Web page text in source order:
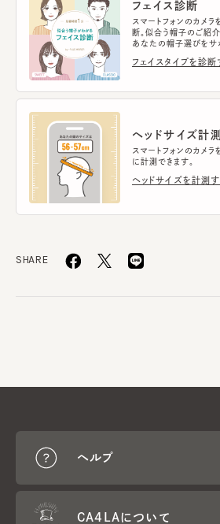
フェイス診断
スマートフォンのカメラ
断。似合う帽子のご紹
あなたの帽子選びをサ
フェイスタイプを診断
ヘッドサイズ計測
スマートフォンのカメ
に計測できます。
ヘッドサイズを計測す
SHARE
ヘルプ
CA4LAについて